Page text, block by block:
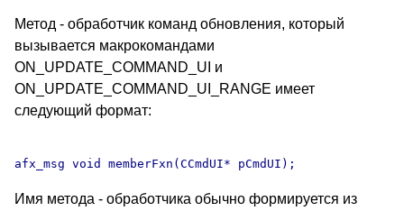
Метод - обработчик команд обновления, который
вызывается макрокомандами
ON_UPDATE_COMMAND_UI и
ON_UPDATE_COMMAND_UI_RANGE имеет
следующий формат:
Имя метода - обработчика обычно формируется из